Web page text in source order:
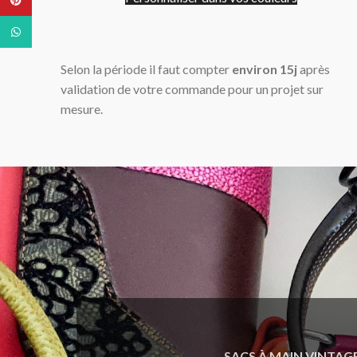
Selon la période il faut compter environ 15japrès
validation de votre commande pour un projet sur
mesure.